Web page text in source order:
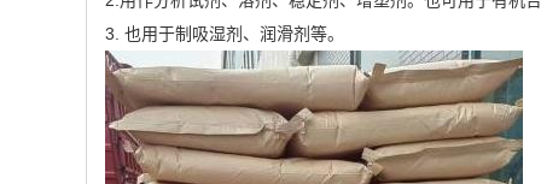
3. 也用于制吸湿剂、润滑剂等。